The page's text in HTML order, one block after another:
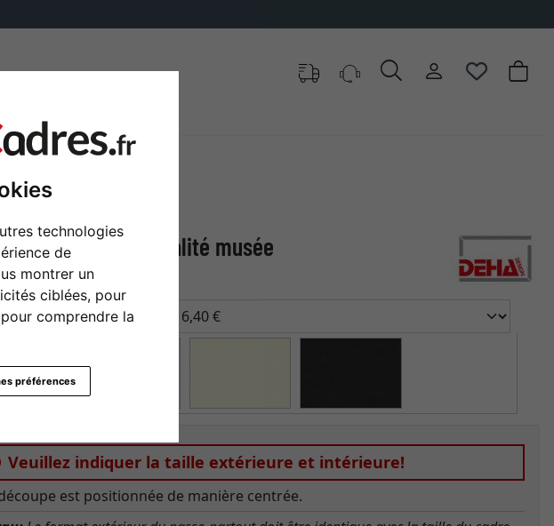
technologies
de
montrer un
ciblées, pour
comprendre la
préférences
passe-partout Qualité musée
Veuillez indiquer la taille extérieure et intérieure!
est positionnée de manière centrée.